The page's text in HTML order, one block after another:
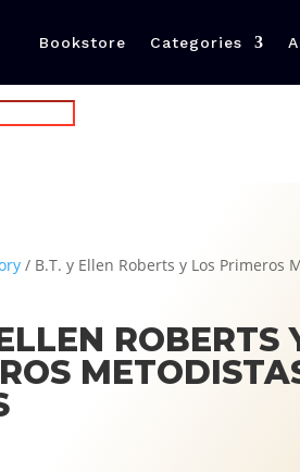
Bookstore Categories
/ B.T. y Ellen Roberts y Los Primeros
ROBERTS